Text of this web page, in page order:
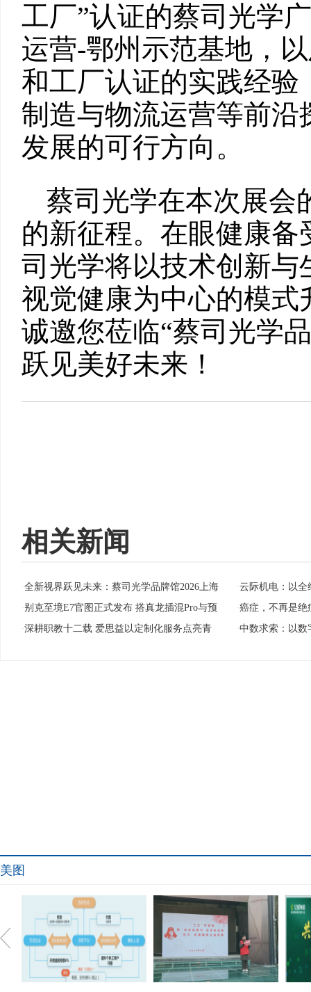
工厂”认证的蔡司光学
运营-鄂州示范基地，
和工厂认证的实践经
制造与物流运营等前
发展的可行方向。
蔡司光学在本次展会
的新征程。在眼健康
司光学将以技术创新
视觉健康为中心的模式
诚邀您莅临“蔡司光学
跃见美好未来！
相关新闻
·全新视界跃见未来：蔡司光学品牌馆2026上海 ·云际机电：以全
·别克至境E7官图正式发布 搭真龙插混Pro与预 ·癌症，不再是
·深耕职教十二载 爱思益以定制化服务点亮青 ·中数求索：以数
美图